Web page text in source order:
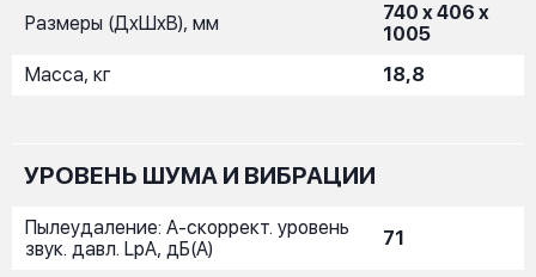
Размеры (ДxШxВ), мм
740 x 406 x
1005
Масса, кг
18,8
УРОВЕНЬ ШУМА И ВИБРАЦИИ
Пылеудаление: A-скоррект. уровень
звук. давл. LpA, дБ(A)
71